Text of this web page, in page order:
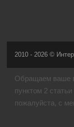
2010 - 2026 ©
Обращаем ваше
пунктом 2
пожалуйста, с